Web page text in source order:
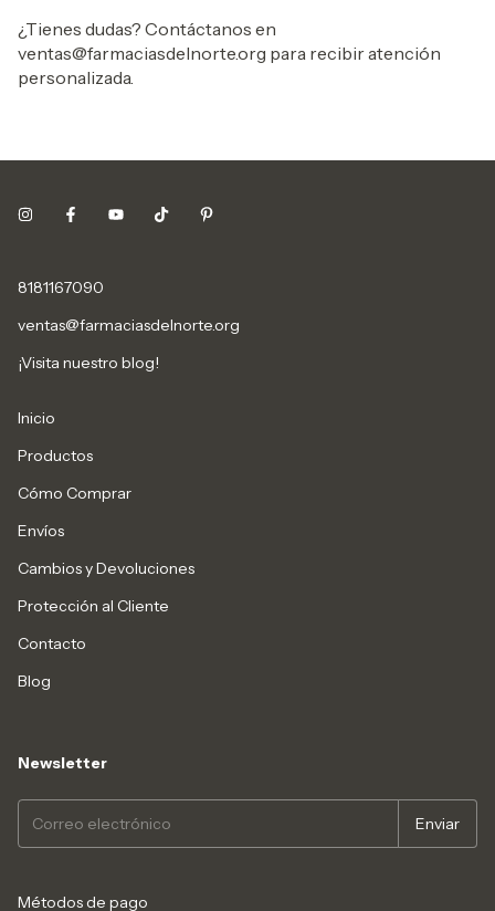
¿Tienes dudas? Contáctanos en
ventas@farmaciasdelnorte.org para recibir atención
personalizada.
8181167090
ventas@farmaciasdelnorte.org
¡Visita nuestro blog!
Inicio
Productos
Cómo Comprar
Envíos
Cambios y Devoluciones
Protección al Cliente
Contacto
Blog
Newsletter
Métodos de pago